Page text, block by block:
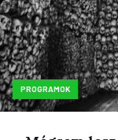
PROGRAMOK